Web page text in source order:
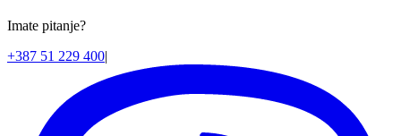
Imate pitanje?
+387 51 229 400|